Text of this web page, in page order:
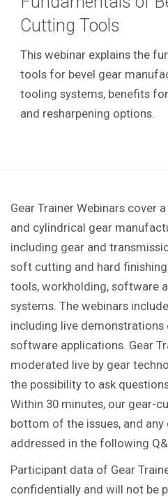
Cutting Tools
This webinar explains the
tools for bevel gear
tooling systems, benefits
and resharpening options.
Gear Trainer Webinars cover
and cylindrical gear
including gear and
soft cutting and hard
tools, workholding, software
systems. The webinars
including live demonstrations
software applications. Gear
moderated live by gear
the possibility to ask
Within 30 minutes, our gear-
bottom of the issues, and
addressed in the following
Participant data of Gear
confidentially and will not be